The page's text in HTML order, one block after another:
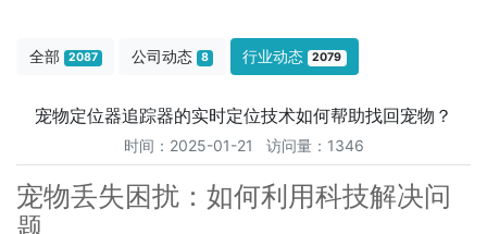
全部 2087 公司动态 8 行业动态 2079
宠物定位器追踪器的实时定位技术如何帮助找回宠物？
时间：2025-01-21 访问量：1346
宠物丢失困扰：如何利用科技解决问
题